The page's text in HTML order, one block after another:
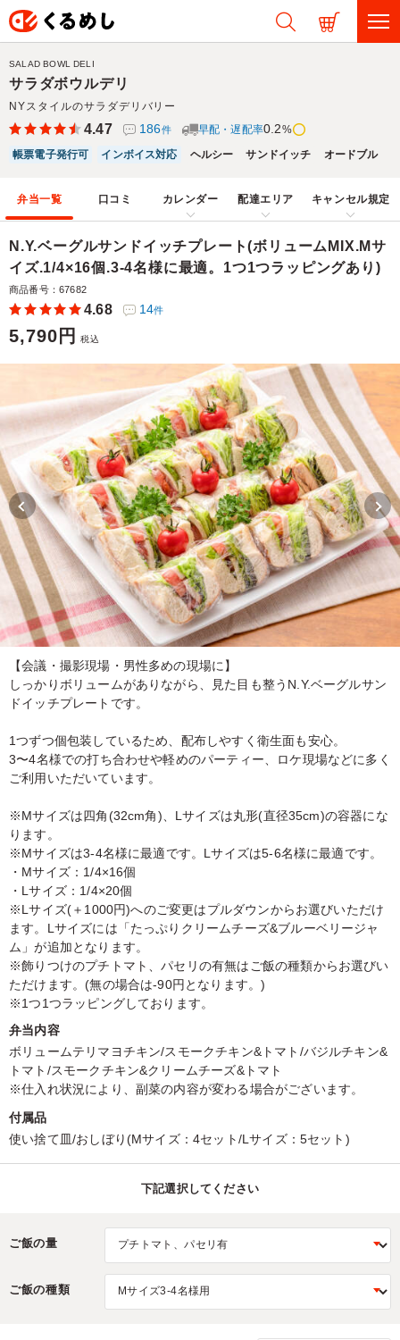
サラダボウルデリ
NYスタイルのサラダデリバリー
SALAD BOWL DELI
4.47 186件 早配・遅配率0.2%
帳票電子発行可
インボイス対応 ヘルシー サンドイッチ オードブル
弁当一覧 口コミ カレンダー 配達エリア キャンセル規定
N.Y.ベーグルサンドイッチプレート(ボリュームMIX.Mサ
イズ.1/4×16個.3-4名様に最適。1つ1つラッピングあり)
商品番号：67682
4.68 14件
5,790円 税込
【会議・撮影現場・男性多めの現場に】
しっかりボリュームがありながら、見た目も整うN.Y.ベーグルサン
ドイッチプレートです。
1つずつ個包装しているため、配布しやすく衛生面も安心。
3〜4名様での打ち合わせや軽めのパーティー、ロケ現場などに多く
ご利用いただいています。
※Mサイズは四角(32cm角)、Lサイズは丸形(直径35cm)の容器にな
ります。
※Mサイズは3-4名様に最適です。Lサイズは5-6名様に最適です。
・Mサイズ：1/4×16個
・Lサイズ：1/4×20個
※Lサイズ(＋1000円)へのご変更はプルダウンからお選びいただけ
ます。Lサイズには「たっぷりクリームチーズ&ブルーベリージャ
ム」が追加となります。
※飾りつけのプチトマト、パセリの有無はご飯の種類からお選びい
ただけます。(無の場合は‐90円となります。)
※1つ1つラッピングしております。
弁当内容
ボリュームテリマヨチキン/スモークチキン&トマト/バジルチキン&
トマト/スモークチキン&クリームチーズ&トマト
※仕入れ状況により、副菜の内容が変わる場合がございます。
付属品
使い捨て皿/おしぼり(Mサイズ：4セット/Lサイズ：5セット)
下記選択してください
ご飯の量
ご飯の種類